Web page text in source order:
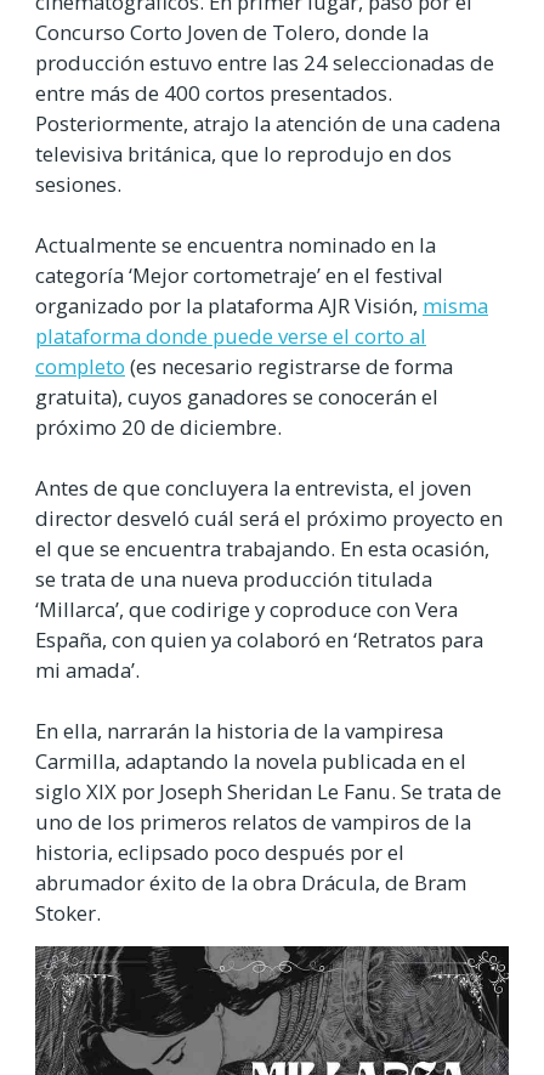
Concurso Corto Joven de Tolero, donde la
producción estuvo entre las 24 seleccionadas de
entre más de 400 cortos presentados.
Posteriormente, atrajo la atención de una cadena
televisiva británica, que lo reprodujo en dos
sesiones.
Actualmente se encuentra nominado en la
categoría ‘Mejor cortometraje’ en el festival
organizado por la plataforma AJR Visión, misma
plataforma donde puede verse el corto al
completo (es necesario registrarse de forma
gratuita), cuyos ganadores se conocerán el
próximo 20 de diciembre.
Antes de que concluyera la entrevista, el joven
director desveló cuál será el próximo proyecto en
el que se encuentra trabajando. En esta ocasión,
se trata de una nueva producción titulada
‘Millarca’, que codirige y coproduce con Vera
España, con quien ya colaboró en ‘Retratos para
mi amada’.
En ella, narrarán la historia de la vampiresa
Carmilla, adaptando la novela publicada en el
siglo XIX por Joseph Sheridan Le Fanu. Se trata de
uno de los primeros relatos de vampiros de la
historia, eclipsado poco después por el
abrumador éxito de la obra Drácula, de Bram
Stoker.